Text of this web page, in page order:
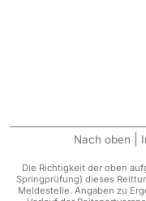
Nach oben
Die Richtigkeit der oben
Springprüfung) dieses
Meldestelle. Angaben zu